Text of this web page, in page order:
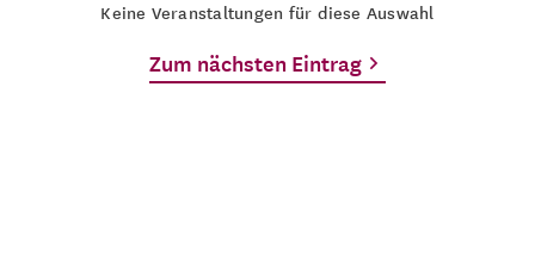
Keine Veranstaltungen für diese Auswahl
Zum nächsten Eintrag